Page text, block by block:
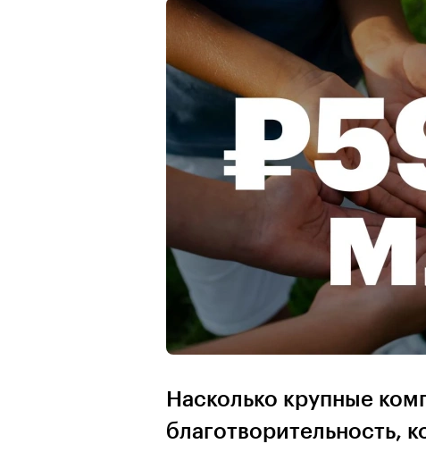
Насколько крупные
благотворительность,